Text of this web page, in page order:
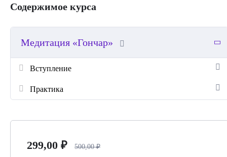
Содержимое курса
Медитация «Гончар»
Вступление
Практика
299,00 ₽ 500,00₽